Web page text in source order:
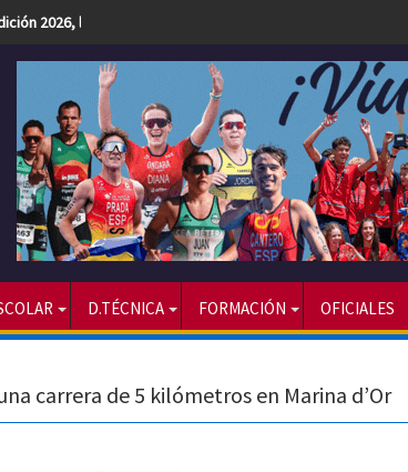
2026, la más numerosa hasta la fecha
D.TÉCNICA FORMACIÓN OFICIALES
carrera de 5 kilómetros en Marina d’Or